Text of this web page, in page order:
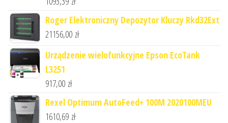
Roger Elektroniczny Depozytor Kluczy Rkd32Ext
21156,00 zł
Urządzenie wielofunkcyjne Epson EcoTank
L3251
917,00 zł
Rexel Optimum AutoFeed+ 100M 2020100MEU
1610,69 zł